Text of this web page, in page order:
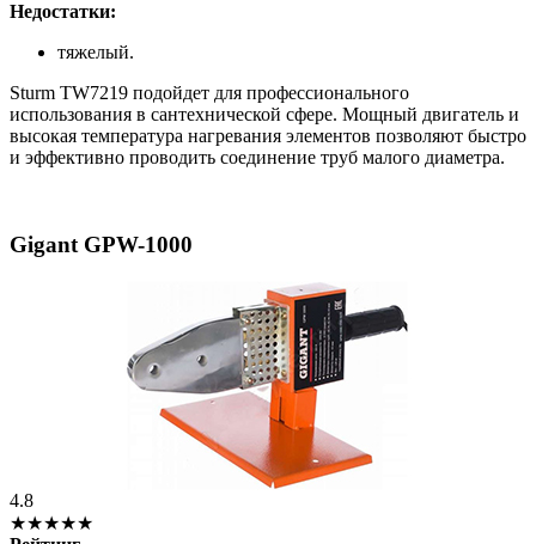
Недостатки:
тяжелый.
Sturm TW7219 подойдет для профессионального
использования в сантехнической сфере. Мощный двигатель и
высокая температура нагревания элементов позволяют быстро
и эффективно проводить соединение труб малого диаметра.
Gigant GPW-1000
4.8
★★★★★